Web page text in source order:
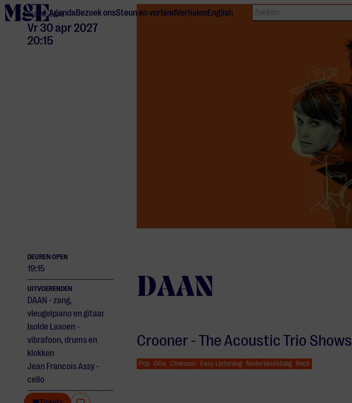
home
AgendaBezoek onsSteun en verbindVerhalenEnglish Zoeken
KLEINE ZAAL
Vr 30 apr 2027
20:15
DEUREN OPEN
19:15
UITVOERENDEN
DAAN - zang,
vleugelpiano en gitaar
Isolde Lasoen -
vibrafoon, drums en
klokken
Jean Francois Assy -
cello
DAAN
Crooner - The Acoustic Trio Shows
Pop 00s Chanson Easy Listening Nederlandstalig Rock